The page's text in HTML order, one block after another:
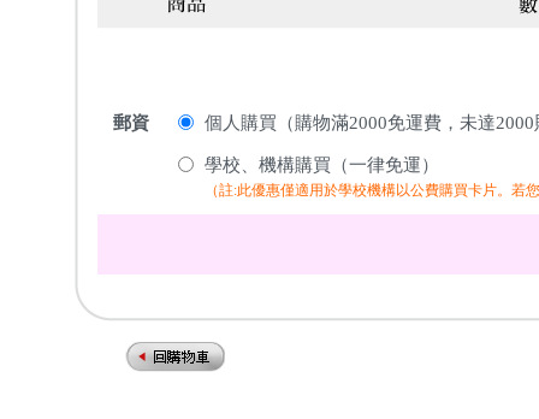
郵資 個人購買（購物滿2000免運費，未達
學校、機構購買（一律免運）
（註:此優惠僅適用於學校機構以公費購買卡片。